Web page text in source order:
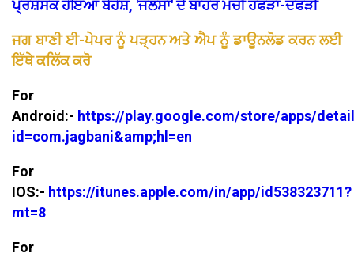
ਪ੍ਰਸ਼ੰਸਕ ਹੋਇਆ ਬੇਹੋਸ਼, 'ਜਲਸਾ' ਦੇ ਬਾਹਰ ਮਚੀ ਹਫੜਾ-ਦਫੜੀ
ਜਗ ਬਾਣੀ ਈ-ਪੇਪਰ ਨੂੰ ਪੜ੍ਹਨ ਅਤੇ ਐਪ ਨੂੰ ਡਾਊਨਲੋਡ ਕਰਨ ਲਈ
ਇੱਥੇ ਕਲਿੱਕ ਕਰੋ
For
Android:- https://play.google.com/store/apps/
id=com.jagbani&amp;hl=en
For
IOS:- https://itunes.apple.com/in/app/id538323711?
mt=8
For